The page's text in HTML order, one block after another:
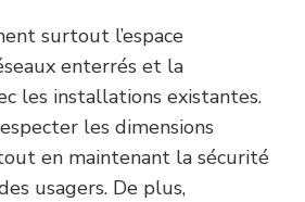
surtout l’espace
enterrés et la
les installations existantes.
les dimensions
en maintenant la sécurité
usagers. De plus,